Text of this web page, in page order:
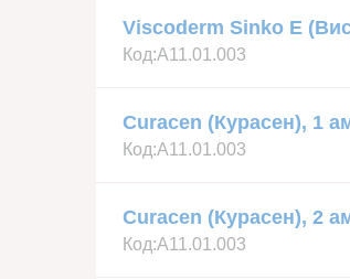
Viscoderm Sinko E
Код:А11.01.003
Curacen (Курасен), 1
Код:А11.01.003
Curacen (Курасен), 2
Код:А11.01.003